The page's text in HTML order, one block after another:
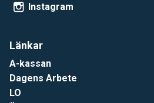
Instagram
Länkar
A-kassan
Dagens Arbete
LO